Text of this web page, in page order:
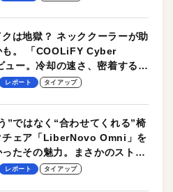
は地獄？ ネッククーラーが助
も。 「COOLiFY Cyber
ュー。冷却の速さ、密着する冷
シンプルな操作性がグッド！
レポート タイアップ
”ではなく“合わせてくれる”椅
チェア「LiberNovo Omni」を
たその魅力。まさかのストレ
搭載
レポート タイアップ